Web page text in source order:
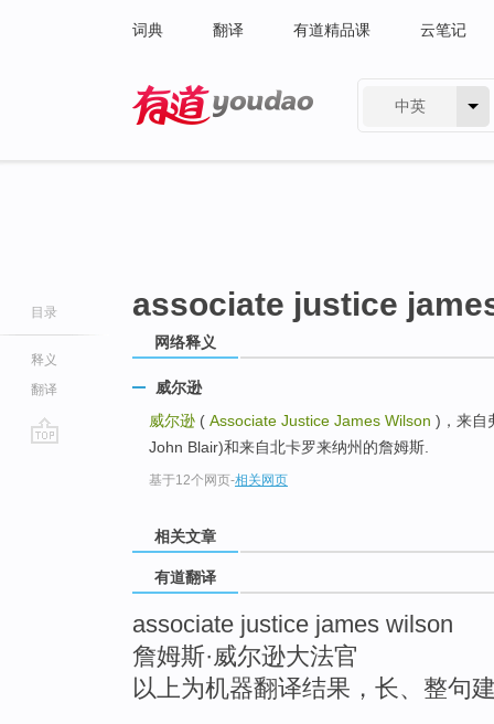
词典 翻译 有道精品课 云笔记
中英
目录
释义
翻译
associate justice
网络释义
威尔逊
威尔逊 ( Associate Justice James Wilson )，来自
John Blair)和来自北卡罗来纳州的詹姆斯.
基于12个网页-相关网页
相关文章
有道翻译
associate justice james wilson
詹姆斯·威尔逊大法官
以上为机器翻译结果，长、整句